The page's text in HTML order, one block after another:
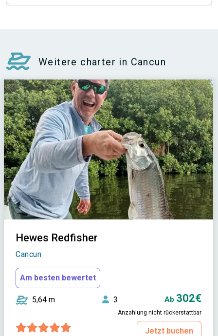
Weitere charter in Cancun
Hewes Redfisher
Cancun
Am besten bewertet
5,64 m 3 Ab 302€
Anzahlung nicht rückerstattbar
Jetzt buchen